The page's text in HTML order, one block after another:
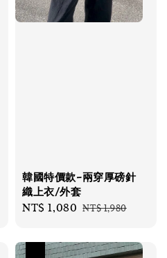
韓國特價款-兩穿厚磅針
織上衣/外套
Sale
NT$ 1,080 Regular
NT$ 1,980